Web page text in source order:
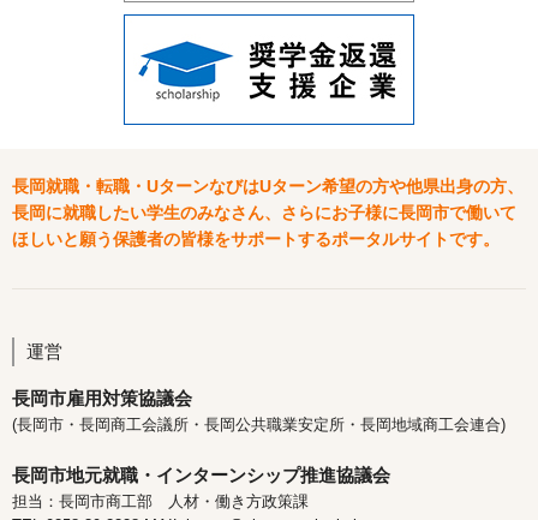
長岡就職・転職・UターンなびはUターン希望の方や他県出身の方、
長岡に就職したい学生のみなさん、さらにお子様に長岡市で働いて
ほしいと願う保護者の皆様をサポートするポータルサイトです。
運営
長岡市雇用対策協議会
(長岡市・長岡商工会議所・長岡公共職業安定所・長岡地域商工会連合)
長岡市地元就職・インターンシップ推進協議会
担当：長岡市商工部 人材・働き方政策課